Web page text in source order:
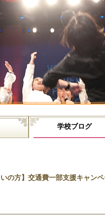
学校ブログ
いの方】交通費一部支援キャン